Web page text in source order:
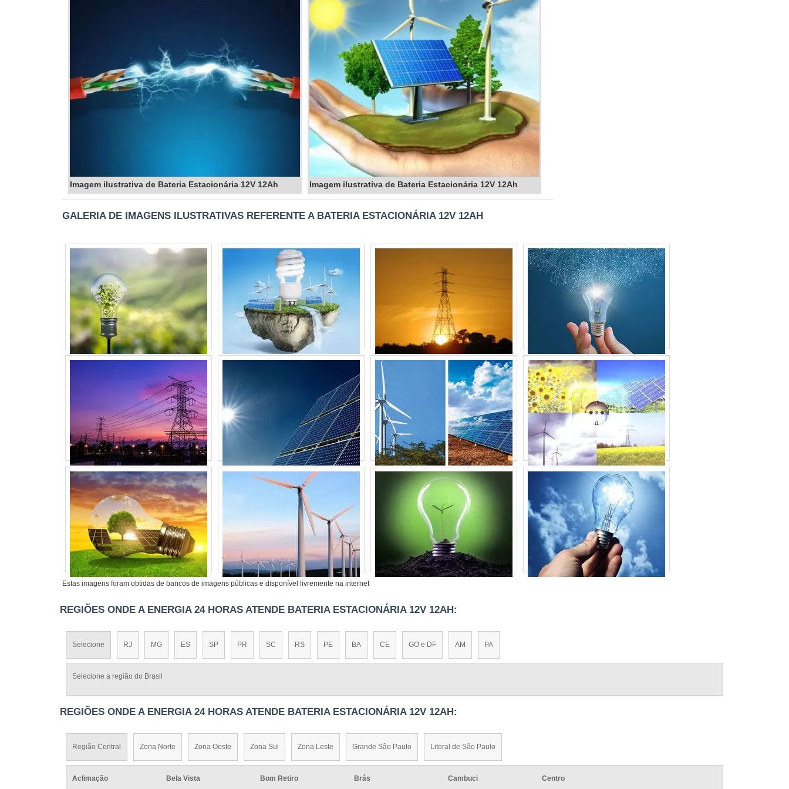
A Energia24Horas é líder no mercado de soluções energéticas, oferecendo produtos de alta qualidade e
suporte técnico especializado. Com anos de experiência, garantimos que cada produto atende aos mais altos
QUAL A DIFERENÇA ENTRE UMA BATERIA ESTACIONÁRIA E UMA
TRACIONÁRIA?
As baterias estacionárias são projetadas para fornecer energia constante em locais fixos, enquanto as
tracionárias são usadas em veículos elétricos e aplicações móveis.
COMO PROLONGAR A VIDA ÚTIL DE UMA BATERIA ESTACIONÁRIA?
Para prolongar a vida útil, evite descargas completas frequentes e mantenha a bateria em temperaturas
adequadas.
A BATERIA ESTACIONÁRIA 12V 12AH É COMPATÍVEL COM SISTEMAS
SOLARES?
Sim, ela é amplamente usada em sistemas solares, oferecendo uma solução de armazenamento confiável.
É NECESSÁRIO MANUTENÇÃO PARA BATERIAS VRLA?
Não, as baterias VRLA são seladas e não requerem manutenção regular, tornando-as práticas e seguras.
ONDE POSSO COMPRAR UMA BATERIA ESTACIONÁRIA DE CONFIANÇA?
Energia24Horaspara uma seleção completa de baterias estacionárias de alta qualidade.
QUAL É A GARANTIA OFERECIDA PARA ESTAS BATERIAS?
A garantia varia conforme o fabricante, mas geralmente cobre defeitos de fabricação por até dois anos.
CONCLUSÃO
A bateria estacionária 12V 12Ah é uma escolha sólida para quem busca eficiência e durabilidade em soluções
de energia. NaEnergia24Horas
, você encontra não apenas produtos de qualidade, mas também o suporte
necessário para garantir que suas necessidades energéticas sejam atendidas com excelência.
Compre agora
e descubra a diferença que a Energia24Horas pode fazer!
Veja mais:Energia|Geradores Transformadores|Grupo Gerador |Subestação.
Imagem ilustrativa de Bateria Estacionária 12V 12Ah Imagem ilustrativa de Bateria Estacionária 12V 12Ah
GALERIA DE IMAGENS ILUSTRATIVAS REFERENTE A BATERIA ESTACIONÁRIA 12V 12AH
Estas imagens foram obtidas de bancos de imagens públicas e disponível livremente na internet
SOLAR
RÉGUA DE ENERGIA PARA RACK
RETIFICADOR DE ENERGIA
SISTEMA DE ENERGIA MODULAR
SISTEMA DE ENERGIA SOLAR
RESIDENCIAL
SISTEMA DE ENERGIA SOLAR
SISTEMA DE ENERGIA
SISTEMA ENERGIA SOLAR
SISTEMA ININTERRUPTO DE ENERGIA UPS
SOFTWARE PARA ENERGIA
SOLUÇÕES EM ENERGIA
TRANSDUTOR DE ENERGIA 4220
TRANSDUTOR DE ENERGIA
VERIFICADOR DE MEDIDORES DE
ENERGIA
DISTRIBUIDOR DE SISTEMA SOLAR
FOTOVOLTAICO
EMPRESA DE INSTALAÇÃO DE ENERGIA
SOLAR
ENERGIA FOTOVOLTAICA EM SP
ENERGIA FOTOVOLTAICA HOSPITALAR
ENERGIA FOTOVOLTAICA PARA COMÉRCIO
REGIÕES ONDE A ENERGIA 24 HORAS ATENDE BATERIA ESTACIONÁRIA 12V 12AH:
Selecione RJ MG ES SP PR SC RS PE BA CE GO e DF AM PA
Selecione a região do Brasil
REGIÕES ONDE A ENERGIA 24 HORAS ATENDE BATERIA ESTACIONÁRIA 12V 12AH:
Região Central Zona Norte Zona Oeste Zona Sul Zona Leste Grande São Paulo Litoral de São Paulo
Aclimação Bela Vista Bom Retiro Brás Cambuci
Centro